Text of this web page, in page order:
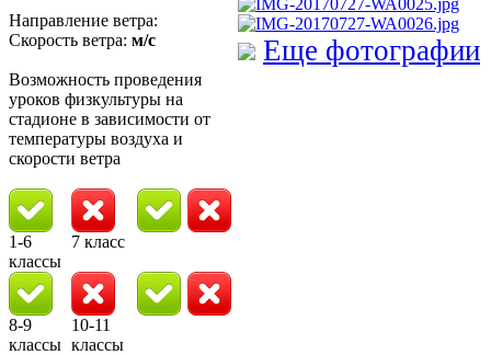
Направление ветра:
Скорость ветра: м/с
Возможность проведения
уроков физкультуры на
стадионе в зависимости от
температуры воздуха и
скорости ветра
1-6
классы
7 класс
8-9
классы
10-11
классы
Еще фотографии